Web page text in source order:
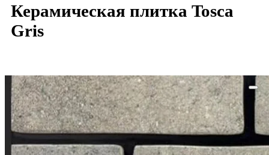
Керамическая плитка Tosca
Gris